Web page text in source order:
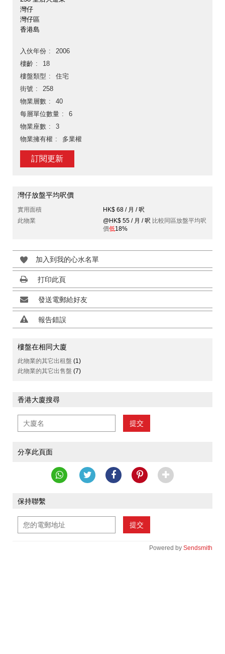
灣仔
灣仔區
香港島
入伙年份
2006
樓齡
18
樓盤類型
住宅
街號
258
物業層數
40
每層單位數量
6
物業座數
3
物業擁有權
多業權
訂閱更新
灣仔放盤平均呎價
實用面積
HK$ 68 / 月 / 呎
此物業
@HK$ 55 / 月 / 呎 比較同區放盤平均呎
價低18%
加入到我的心水名單
打印此頁
發送電郵給好友
報告錯誤
樓盤在相同大廈
此物業的其它出租盤 (1)
此物業的其它出售盤 (7)
香港大廈搜尋
提交
分享此頁面
保持聯繫
提交
Powered by Sendsmith